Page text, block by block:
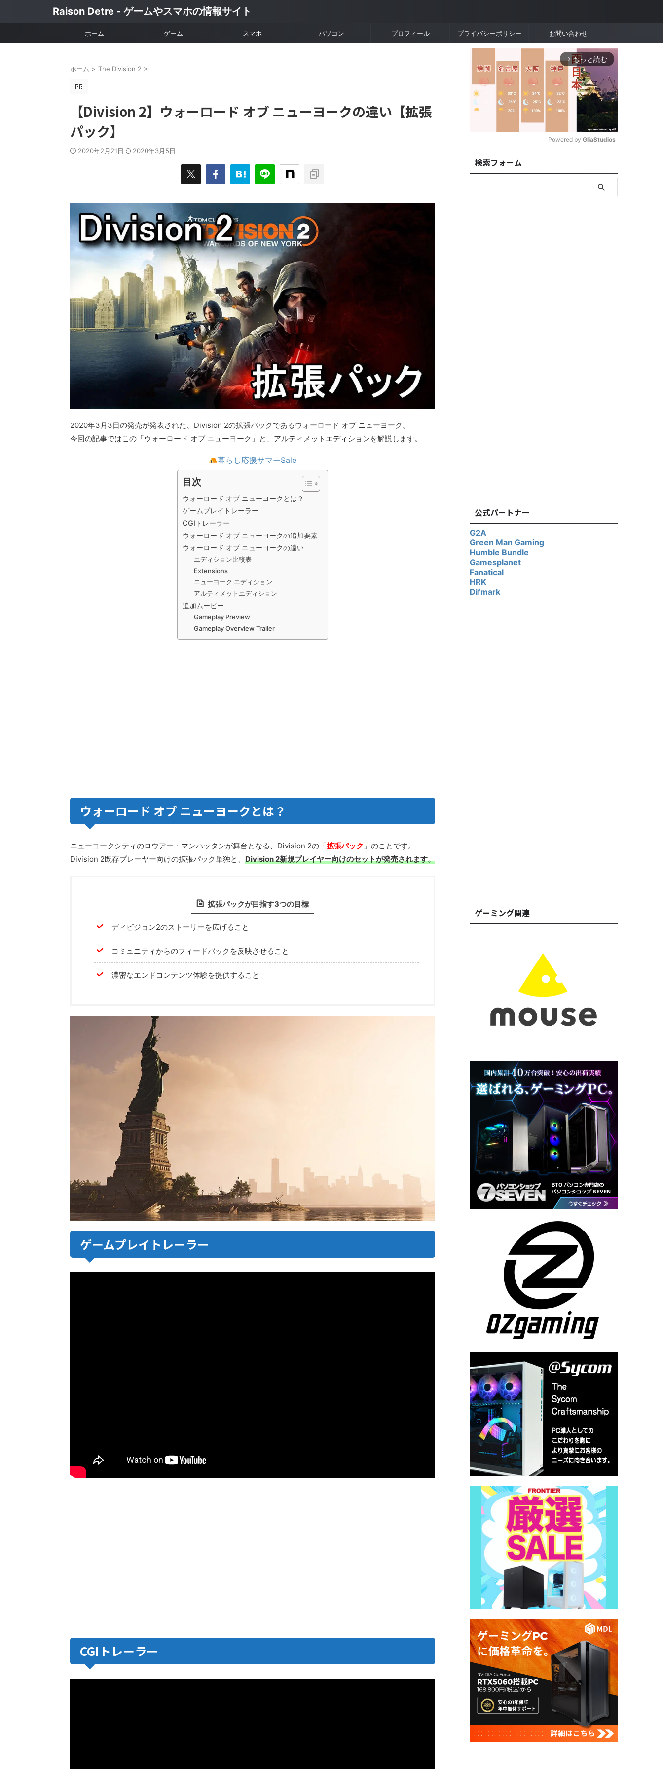
Raison Detre - ゲームやスマホの情報サイト
ホーム ゲーム スマホ パソコン プロフィール プライバシーポリシー お問い合わせ
ホーム > The Division 2 >
【Division 2】ウォーロード オブ ニューヨークの違い【拡張
パック】
2020年2月21日 2020年3月5日
2020年3月3日の発売が発表された、Division 2の拡張パックであるウォーロード オブ ニューヨーク。
今回の記事ではこの「ウォーロード オブ ニューヨーク」と、アルティメットエディションを解説します。
暮らし応援サマーSale
目次
ウォーロード オブ ニューヨークとは？
ゲームプレイトレーラー
CGIトレーラー
ウォーロード オブ ニューヨークの追加要素
ウォーロード オブ ニューヨークの違い
エディション比較表
Extensions
ニューヨーク エディション
アルティメットエディション
追加ムービー
Gameplay Preview
Gameplay Overview Trailer
ウォーロード オブ ニューヨークとは？
ニューヨークシティのロウアー・マンハッタンが舞台となる、Division 2の「拡張パック 」のことです。
Division 2既存プレーヤー向けの拡張パック単独と、 Division 2新規プレイヤー向けのセットが発売されます。
拡張パックが目指す3つの目標
ディビジョン2のストーリーを広げること
コミュニティからのフィードバックを反映させること
濃密なエンドコンテンツ体験を提供すること
ゲームプレイトレーラー
CGIトレーラー
arrow_forward_ios もっと読む
u
t
Powered by GliaStudios
検索フォーム
公式パートナー
G2A
Green Man Gaming
Humble Bundle
Gamesplanet
Fanatical
HRK
Difmark
ゲーミング関連